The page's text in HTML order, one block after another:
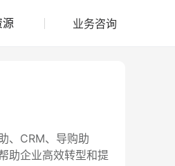
源 业务咨询
、CRM、导购助
助企业高效转型和提